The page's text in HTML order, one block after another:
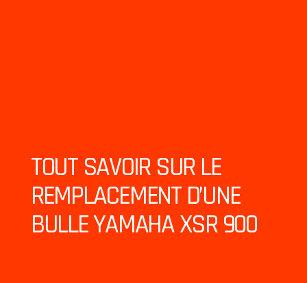
TOUT SAVOIR SUR LE
REMPLACEMENT D’UNE
BULLE YAMAHA XSR 900